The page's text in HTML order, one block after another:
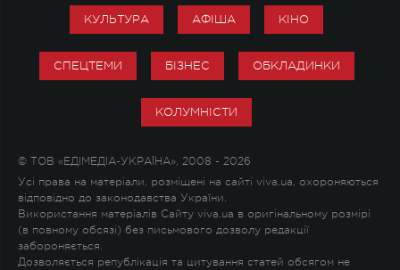
КУЛЬТУРА АФІША КІНО
СПЕЦТЕМИ БІЗНЕС ОБКЛАДИНКИ
КОЛУМНІСТИ
© ТОВ «ЕДІМЕДІА-УКРАЇНА», 2008 - 2026
Усі права на матеріали, розміщені на сайті viva.ua, охороняються
відповідно до законодавства України.
Використання матеріалів Сайту viva.ua в оригінальному розмірі
(в повному обсязі) без письмового дозволу редакції
забороняється.
Дозволяється републікація та цитування статей обсягом не